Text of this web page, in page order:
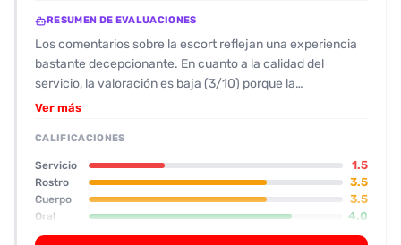
RESUMEN DE EVALUACIONES
Los comentarios sobre la escort reflejan una experiencia
bastante decepcionante. En cuanto a la calidad del
servicio, la valoración es baja (3/10) porque la
acompañante mostró poca implicación y no cumplió con
describe como delgada, tipo Lolita, con tatuajes, pero la
presencia de filtros y retoques en las fotos generó una
diferencia notable con su real apariencia, lo que
contribuyó a la frustración del cliente. En cuanto a la
actitud, la escort fue amable en la comunicación inicial,
pero una vez en la habitación se mostró reservada,
Ver más
CALIFICACIONES
Servicio 1.5
Rostro 3.5
Cuerpo 3.5
Oral 4.0